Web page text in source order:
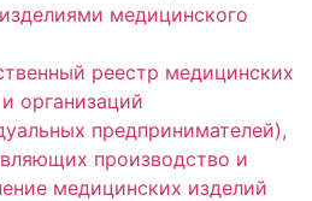
медицинского
реестр медицинских
организаций
предпринимателей),
производство и
медицинских изделий